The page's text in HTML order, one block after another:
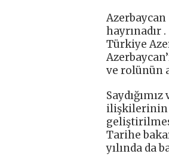
hayrınadır .
Türkiye
ve rolünün
ilişkilerinin
Tarihe
yılında da